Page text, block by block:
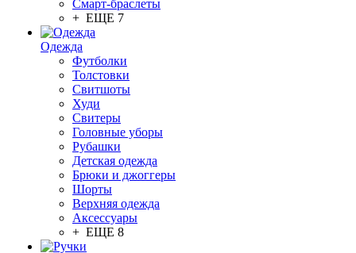
Смарт-браслеты
+ ЕЩЕ 7
Одежда
Футболки
Толстовки
Свитшоты
Худи
Свитеры
Головные уборы
Рубашки
Детская одежда
Брюки и джоггеры
Шорты
Верхняя одежда
Аксессуары
+ ЕЩЕ 8